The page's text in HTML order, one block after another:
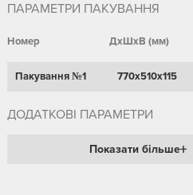
ПАРАМЕТРИ ПАКУВАННЯ
Номер ДхШхВ (мм)
Пакування №1 770х510х115
ДОДАТКОВІ ПАРАМЕТРИ
Показати більше